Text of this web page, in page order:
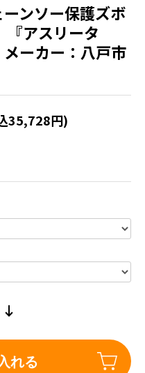
ーンソー保護ズボ
アスリータ
ーカー：八戸市
35,728円)
れる